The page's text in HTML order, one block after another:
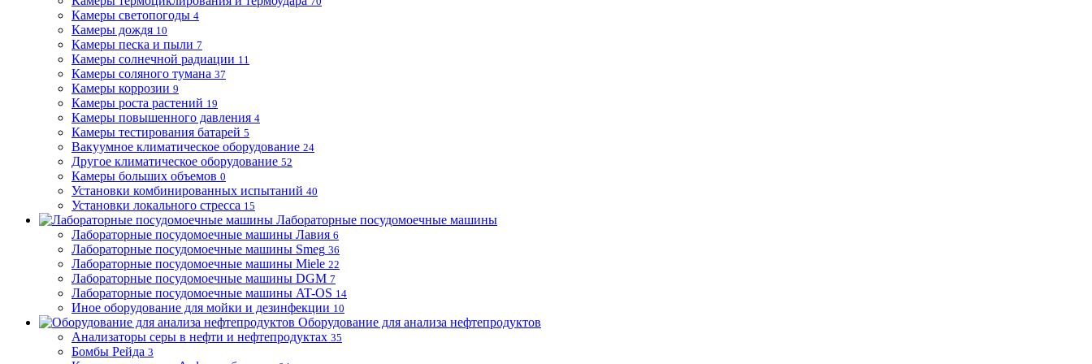
Камеры светопогоды 4
Камеры дождя 10
Камеры песка и пыли 7
Камеры солнечной радиации 11
Камеры соляного тумана 37
Камеры коррозии 9
Камеры роста растений 19
Камеры повышенного давления 4
Камеры тестирования батарей 5
Вакуумное климатическое оборудование 24
Другое климатическое оборудование 52
Камеры больших объемов 0
Установки комбинированных испытаний 40
Установки локального стресса 15
Лабораторные посудомоечные машины
Лабораторные посудомоечные машины Лавия 6
Лабораторные посудомоечные машины Smeg 36
Лабораторные посудомоечные машины Miele 22
Лабораторные посудомоечные машины DGM 7
Лабораторные посудомоечные машины AT-OS 14
Иное оборудование для мойки и дезинфекции 10
Оборудование для анализа нефтепродуктов
Анализаторы серы в нефти и нефтепродуктах 35
Бомбы Рейда 3